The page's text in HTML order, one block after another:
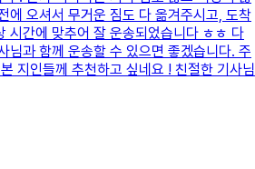
에 오셔서 무거운 짐도 다 옮겨주시고, 도착
시간에 맞추어 잘 운송되었습니다 ㅎㅎ 다
님과 함께 운송할 수 있으면 좋겠습니다. 주
지인들께 추천하고 싶네요 ! 친절한 기사님